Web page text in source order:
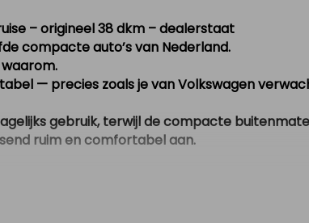
– origineel 38 dkm – dealerstaat
compacte auto’s van Nederland.
— precies zoals je van Volkswagen
gebruik, terwijl de compacte
ruim en comfortabel aan.